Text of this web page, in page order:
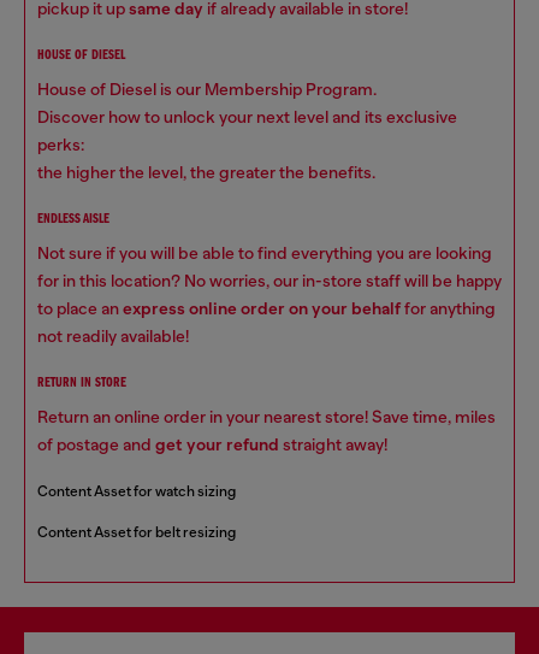
pickup it upsame day if already available in store!
HOUSE OF DIESEL
House of Diesel is our Membership Program.
Discover how to unlock your next level and its exclusive
perks:
the higher the level, the greater the benefits.
ENDLESS AISLE
Not sure if you will be able to find everything you are looking
for in this location? No worries, our in-store staff will be happy
to place anexpress online order on your behalffor anything
not readily available!
RETURN IN STORE
Return an online order in your nearest store! Save time, miles
of postage and get your refund straight away!
Content Asset for watch sizing
Content Asset for belt resizing